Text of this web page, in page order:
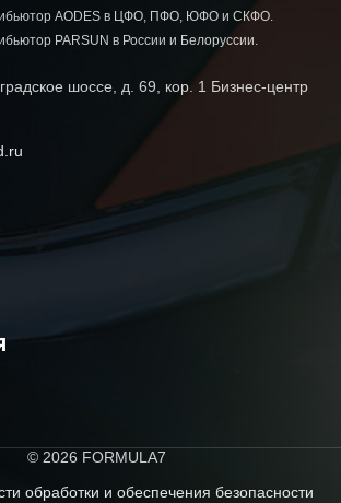
AODES в ЦФО, ПФО, ЮФО и СКФО.
PARSUN в России и Белоруссии.
шоссе, д. 69, кор. 1 Бизнес-центр
© 2026 FORMULA7
обработки и обеспечения безопасности